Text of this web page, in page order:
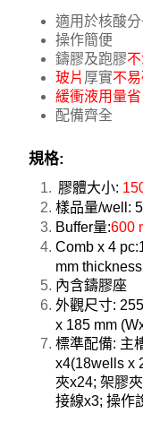
適用於核酸
操作簡便
鑄膠及跑膠
玻片 厚實不
緩衝液用量省
配備齊全
規格:
膠體大小:
樣品量/well:
Buffer量:600
Comb x 4 pc:
mm thickness
內含鑄膠座
外觀尺寸:
x 185 mm
標準配備: 主
x4(18wells x
夾x24;架膠夾
接線x3;操作